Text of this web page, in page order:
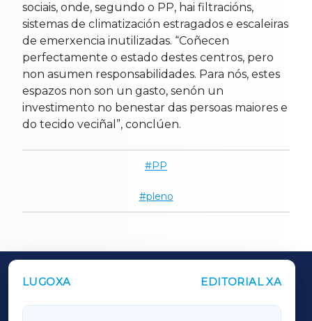
sociais, onde, segundo o PP, hai filtracións,
sistemas de climatización estragados e escaleiras
de emerxencia inutilizadas. “Coñecen
perfectamente o estado destes centros, pero
non asumen responsabilidades. Para nós, estes
espazos non son un gasto, senón un
investimento no benestar das persoas maiores e
do tecido veciñal”, conclúen.
PP
pleno
LUGOXA EDITORIAL XA
OUTROS PERIÓDICOS